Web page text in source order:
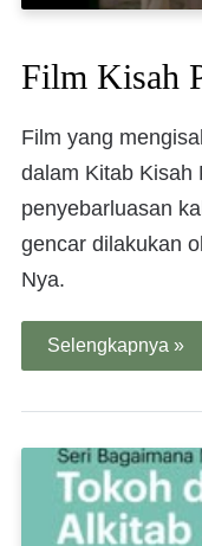
Film Kisah
Film yang
dalam Kitab Kisah
penyebarluasan
gencar dilakukan
Nya.
Selengkapnya »